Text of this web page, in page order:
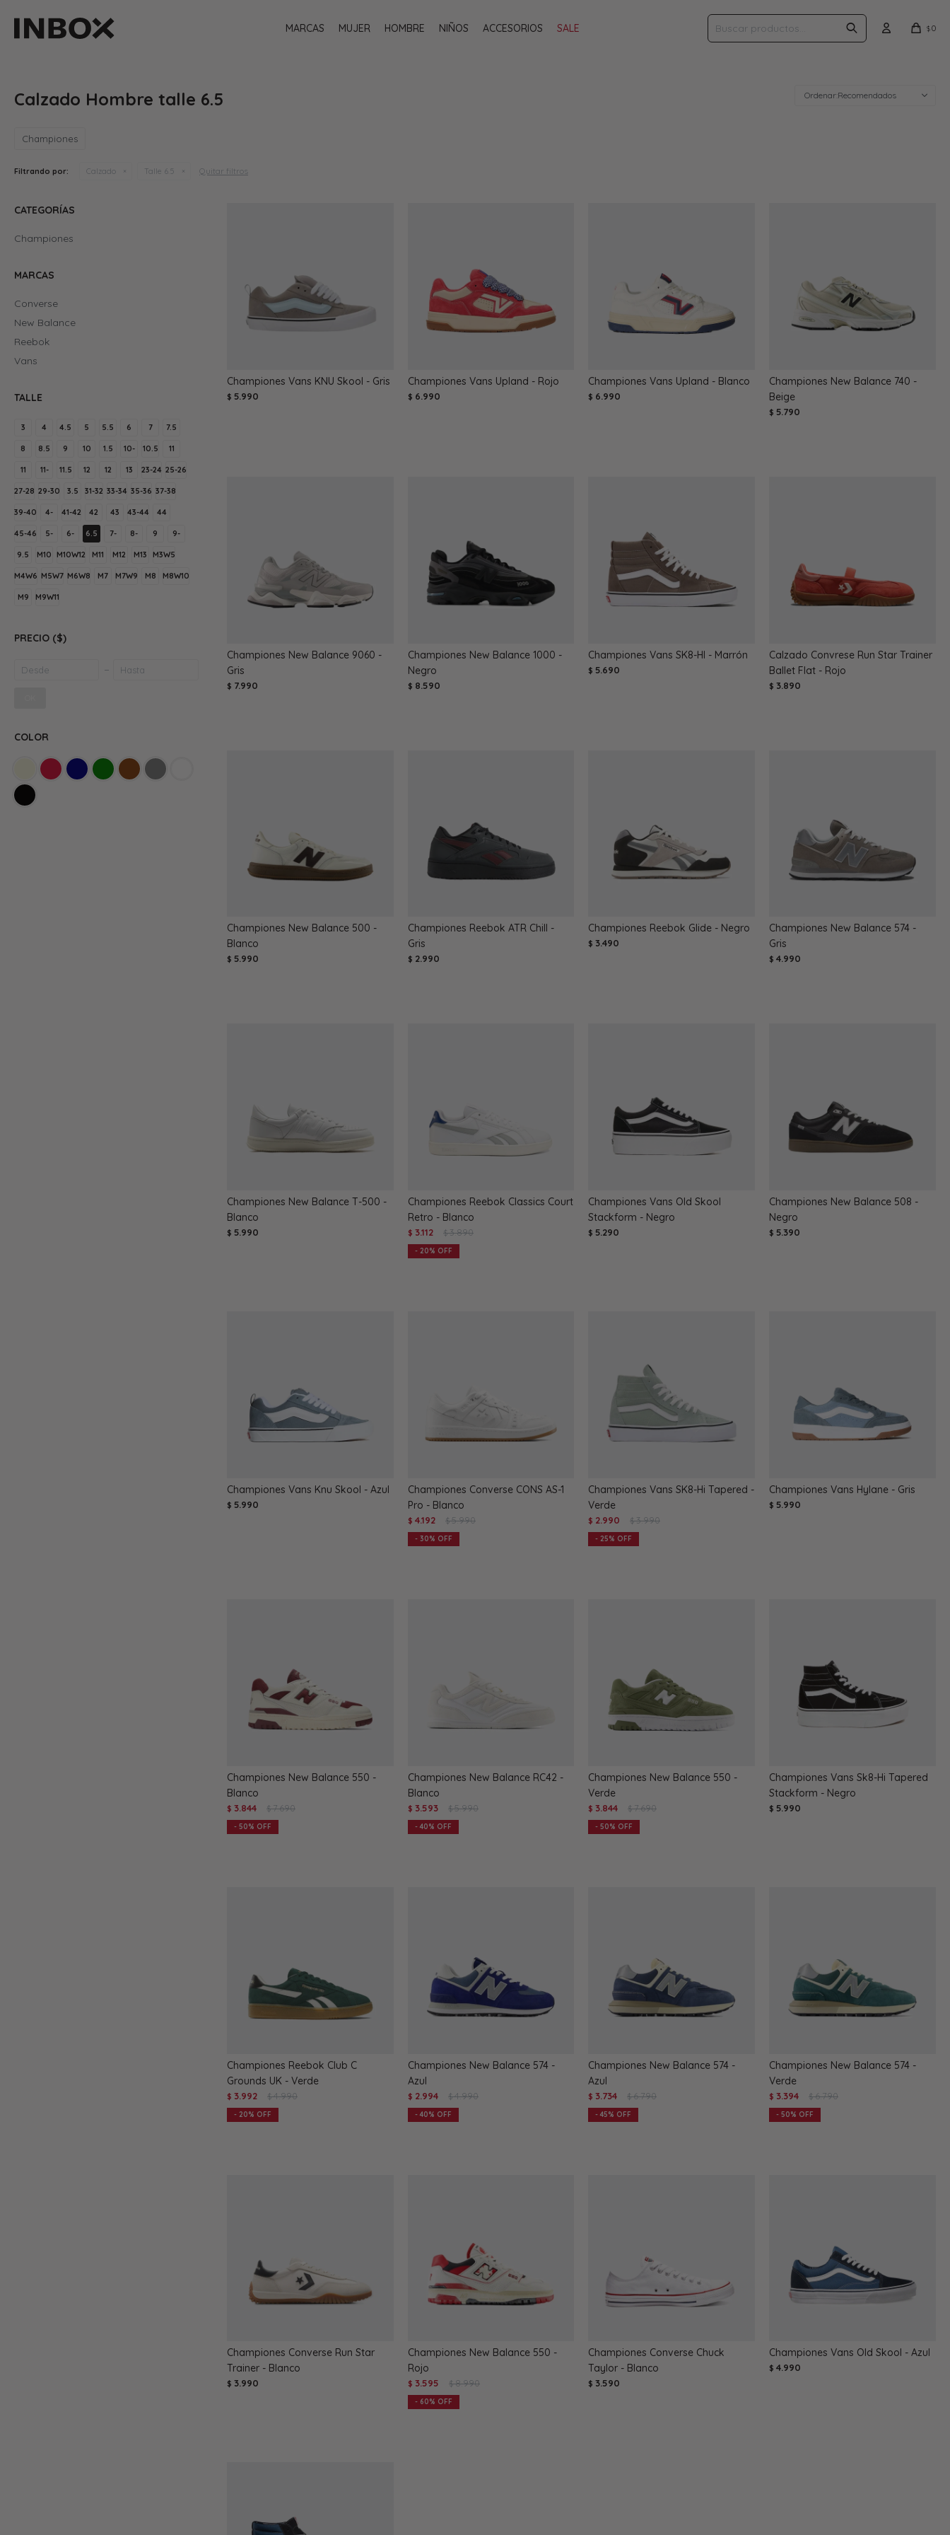
MARCAS MUJER HOMBRE NIÑOS ACCESORIOS SALE $0
Calzado Hombre talle 6.5 Recomendados
Championes
Filtrando por: Calzado Talle 6.5 Quitar filtros
Championes Vans KNU Skool - Gris
$ 5.990
Championes Vans Upland - Rojo
$ 6.990
Championes Vans Upland - Blanco
$ 6.990
Championes New Balance 740 -
Beige
$ 5.790
Championes New Balance 9060 -
Gris
$ 7.990
Championes New Balance 1000 -
Negro
$ 8.590
Championes Vans SK8-HI - Marrón
$ 5.690
Calzado Convrese Run Star Trainer
Ballet Flat - Rojo
$ 3.890
Championes New Balance 500 -
Blanco
$ 5.990
Championes Reebok ATR Chill -
Gris
$ 2.990
Championes Reebok Glide - Negro
$ 3.490
Championes New Balance 574 -
Gris
$ 4.990
Championes New Balance T-500 -
Blanco
$ 5.990
Championes Reebok Classics Court
Retro - Blanco
$ 3.112 $ 3.890
20
Championes Vans Old Skool
Stackform - Negro
$ 5.290
Championes New Balance 508 -
Negro
$ 5.390
Championes Vans Knu Skool - Azul
$ 5.990
Championes Converse CONS AS-1
Pro - Blanco
$ 4.192 $ 5.990
30
Championes Vans SK8-Hi Tapered -
Verde
$ 2.990 $ 3.990
25
Championes Vans Hylane - Gris
$ 5.990
Championes New Balance 550 -
Blanco
$ 3.844 $ 7.690
50
Championes New Balance RC42 -
Blanco
$ 3.593 $ 5.990
40
Championes New Balance 550 -
Verde
$ 3.844 $ 7.690
50
Championes Vans Sk8-Hi Tapered
Stackform - Negro
$ 5.990
Championes Reebok Club C
Grounds UK - Verde
$ 3.992 $ 4.990
20
Championes New Balance 574 -
Azul
$ 2.994 $ 4.990
40
Championes New Balance 574 -
Azul
$ 3.734 $ 6.790
45
Championes New Balance 574 -
Verde
$ 3.394 $ 6.790
50
Championes Converse Run Star
Trainer - Blanco
$ 3.990
Championes New Balance 550 -
Rojo
$ 3.595 $ 8.990
60
Championes Converse Chuck
Taylor - Blanco
$ 3.590
Championes Vans Old Skool - Azul
$ 4.990
CATEGORÍAS
Championes
MARCAS
Converse
New Balance
Reebok
Vans
TALLE
3 4 4.5 5 5.5 6 7 7.5
8 8.5 9 10 1.5 10- 10.5 11
11 11- 11.5 12 12 13 23-24 25-26
27-28 29-30 3.5 31-32 33-34 35-36 37-38
39-40 4- 41-42 42 43 43-44 44
45-46 5- 6- 6.5 7- 8- 9 9-
9.5 M10 M10W12 M11 M12 M13 M3W5
M4W6 M5W7 M6W8 M7 M7W9 M8 M8W10
M9 M9W11
PRECIO ($)
COLOR